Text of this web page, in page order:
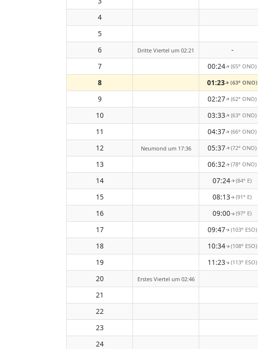
4
5
6
Dritte Viertel um 02:21 -
7
00:24↑(65° ONO)
8
01:23↑(63° ONO)
9
02:27↑(62° ONO)
10
03:33↑(63° ONO)
11
04:37↑(66° ONO)
12
Neumond um 17:36 05:37↑(72° ONO)
13
06:32↑(78° ONO)
14
07:24↑(84° E)
15
08:13↑(91° E)
16
09:00↑(97° E)
17
09:47↑(103° ESO)
18
10:34↑(108° ESO)
19
11:23↑(113° ESO)
20
Erstes Viertel um 02:46
21
22
23
24